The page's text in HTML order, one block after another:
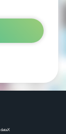
dataX